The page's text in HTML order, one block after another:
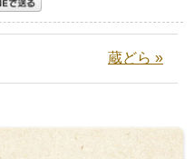
蔵どら »